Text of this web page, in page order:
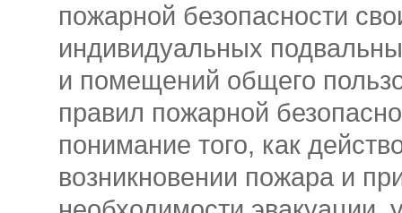
пожарной безопасности
индивидуальных
и помещений общего
правил пожарной
понимание того, как
возникновении пожара и